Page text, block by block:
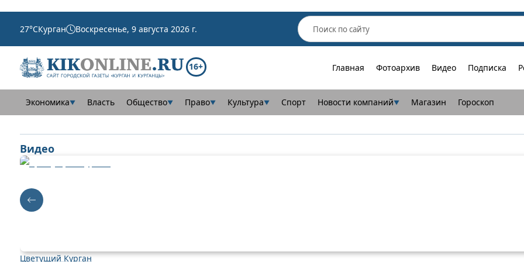
27°CКурган Воскресенье, 9 августа 2026 г.
16+ Главная Фотоархив Видео Подписка
Экономика▼ Власть Общество▼ Право▼ Культура▼ Спорт Новости компаний▼ Магазин Гороскоп
Видео
Цветущий Курган